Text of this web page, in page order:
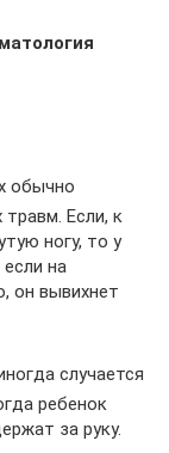
обычно
Если, к
ногу, то у
на
он вывихнет
случается
ребенок
за руку.